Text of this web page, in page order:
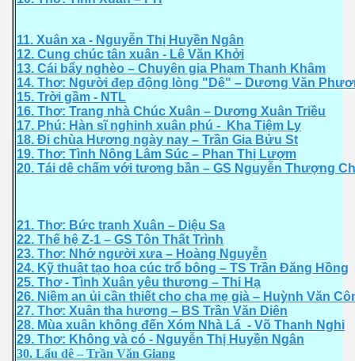
11. Xuân xa - Nguyễn Thị Huyền Ngân
12. Cung chúc tân xuân - Lê Văn Khởi
13. Cái bẩy nghèo – Chuyên gia Phạm Thanh Khâm
14. Thơ: Người đẹp động lòng "Dê" – Dương Văn
15. Trời gầm - NTL
16. Thơ: Trang nhà Chúc Xuân – Dương Xuân Triều
17. Phú: Hàn sĩ nghinh xuân phú - Kha Tiệm Ly
18. Đi chùa Hương ngày nay – Trần Gia Bửu St
19. Thơ: Tình Nông Lâm Súc – Phan Thị Lượm
20. Tái dê chấm với tương bần – GS Nguyễn Thượng
21. Thơ: Bức tranh Xuân – Diệu Sa
22. Thế hệ Z-1 – GS Tôn Thất Trình
23. Thơ: Nhớ người xưa – Hoàng Nguyễn
24. Kỹ thuật tạo hoa cúc trổ bông – TS Trần Đăng Hồng
25. Thơ - Tình Xuân yêu thương – Thi Hạ
26. Niềm an ủi cần thiết cho cha mẹ già – Huỳnh Văn
27. Thơ: Xuân tha hương – BS Trần Văn Diên
28. Mùa xuân không đến Xóm Nhà Lá - Võ Thanh Nghi
29. Thơ: Không và có - Nguyễn Thị Huyền Ngân
30. Lẩu dê – Trần Văn Giang